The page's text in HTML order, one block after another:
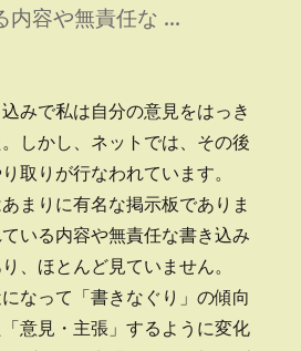
内容や無責任な …
ー” の
みで私は自分の意見をはっき
しかし、ネットでは、その後
取りが行なわれています。
まりに有名な掲示板でありま
いる内容や無責任な書き込み
、ほとんど見ていません。
なって「書きなぐり」の傾向
意見・主張」するように変化